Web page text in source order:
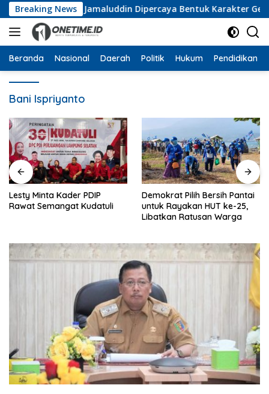
Langsung
ke
konten
Breaking NewsWan Jamaluddin Dipercaya Bentuk Karakter
Beranda Nasional Daerah Politik Hukum Pendidikan
Bani Ispriyanto
Demokrat Pilih Bersih Pantai
untuk Rayakan HUT ke-25,
Harlah ke-28, PKB Lampung
Gelar Pasar Murah, Donor
Darah hingga Dialog